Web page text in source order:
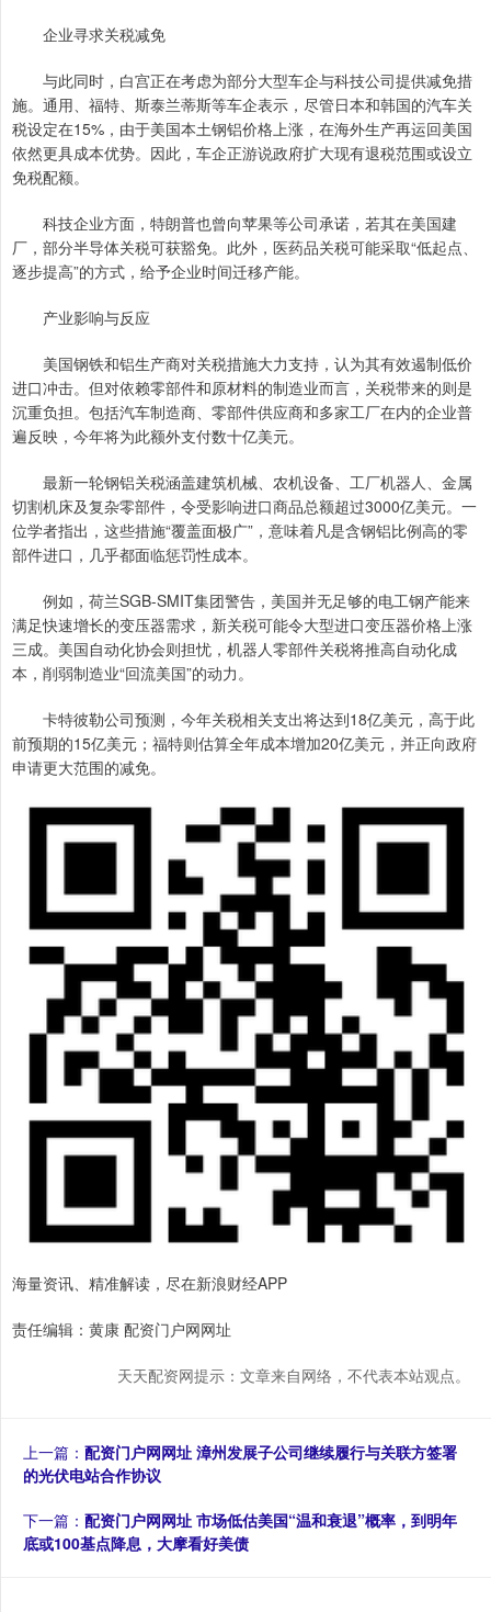
企业寻求关税减免
与此同时，白宫正在考虑为部分大型车企与科技公司提供减免措
施。通用、福特、斯泰兰蒂斯等车企表示，尽管日本和韩国的汽车关
税设定在15%，由于美国本土钢铝价格上涨，在海外生产再运回美国
依然更具成本优势。因此，车企正游说政府扩大现有退税范围或设立
免税配额。
科技企业方面，特朗普也曾向苹果等公司承诺，若其在美国建
厂，部分半导体关税可获豁免。此外，医药品关税可能采取“低起点、
逐步提高”的方式，给予企业时间迁移产能。
产业影响与反应
美国钢铁和铝生产商对关税措施大力支持，认为其有效遏制低价
进口冲击。但对依赖零部件和原材料的制造业而言，关税带来的则是
沉重负担。包括汽车制造商、零部件供应商和多家工厂在内的企业普
遍反映，今年将为此额外支付数十亿美元。
最新一轮钢铝关税涵盖建筑机械、农机设备、工厂机器人、金属
切割机床及复杂零部件，令受影响进口商品总额超过3000亿美元。一
位学者指出，这些措施“覆盖面极广”，意味着凡是含钢铝比例高的零
部件进口，几乎都面临惩罚性成本。
例如，荷兰SGB-SMIT集团警告，美国并无足够的电工钢产能来
满足快速增长的变压器需求，新关税可能令大型进口变压器价格上涨
三成。美国自动化协会则担忧，机器人零部件关税将推高自动化成
本，削弱制造业“回流美国”的动力。
卡特彼勒公司预测，今年关税相关支出将达到18亿美元，高于此
前预期的15亿美元；福特则估算全年成本增加20亿美元，并正向政府
申请更大范围的减免。
海量资讯、精准解读，尽在新浪财经APP
责任编辑：黄康 配资门户网网址
天天配资网提示：文章来自网络，不代表本站观点。
上一篇： 配资门户网网址 漳州发展子公司继续履行与关联方签署
的光伏电站合作协议
下一篇： 配资门户网网址 市场低估美国“温和衰退”概率，到明年
底或100基点降息，大摩看好美债